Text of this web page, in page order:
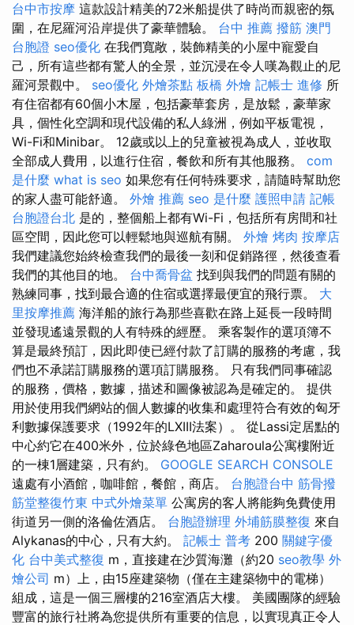
台中市按摩 這款設計精美的72米船提供了時尚而親密的氛
圍，在尼羅河沿岸提供了豪華體驗。 台中 推薦 撥筋 澳門
台胞證 seo優化 在我們寬敞，裝飾精美的小屋中寵愛自
己，所有這些都有驚人的全景，並沉浸在令人嘆為觀止的尼
羅河景觀中。 seo優化 外燴茶點 板橋 外燴 記帳士 進修 所
有住宿都有60個小木屋，包括豪華套房，是放鬆，豪華家
具，個性化空調和現代設備的私人綠洲，例如平板電視，
Wi-Fi和Minibar。 12歲或以上的兒童被視為成人，並收取
全部成人費用，以進行住宿，餐飲和所有其他服務。 com
是什麼 what is seo 如果您有任何特殊要求，請隨時幫助您
的家人盡可能舒適。 外燴 推薦 seo 是什麼 護照申請 記帳
台胞證台北 是的，整個船上都有Wi-Fi，包括所有房間和社
區空間，因此您可以輕鬆地與巡航有關。 外燴 烤肉 按摩店
我們建議您始終檢查我們的最後一刻和促銷路徑，然後查看
我們的其他目的地。 台中喬骨盆 找到與我們的問題有關的
熟練同事，找到最合適的住宿或選擇最便宜的飛行票。 大
里按摩推薦 海洋船的旅行為那些喜歡在路上延長一段時間
並發現遙遠景觀的人有特殊的經歷。 乘客製作的選項簿不
算是最終預訂，因此即使已經付款了訂購的服務的考慮，我
們也不承諾訂購服務的選項訂購服務。 只有我們同事確認
的服務，價格，數據，描述和圖像被認為是確定的。 提供
用於使用我們網站的個人數據的收集和處理符合有效的匈牙
利數據保護要求（1992年的LXIII法案）。 從Lassi定居點的
中心約它在400米外，位於綠色地區Zaharoula公寓樓附近
的一棟1層建築，只有約。 GOOGLE SEARCH CONSOLE
遠處有小酒館，咖啡館，餐館，商店。 台胞證台中 筋骨撥
筋堂整復竹東 中式外燴菜單 公寓房的客人將能夠免費使用
街道另一側的洛倫佐酒店。 台胞證辦理 外埔筋膜整復 來自
Alykanas的中心，只有大約。 記帳士 普考 200 關鍵字優
化 台中美式整復 m，直接建在沙質海灘（約20 seo教學 外
燴公司 m）上，由15座建築物（僅在主建築物中的電梯）
組成，這是一個三層樓的216室酒店大樓。 美國團隊的經驗
豐富的旅行社將為您提供所有重要的信息，以實現真正令人